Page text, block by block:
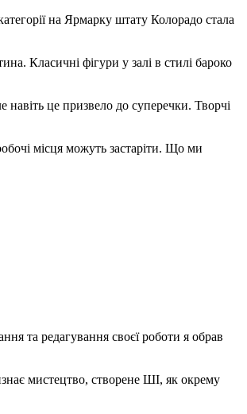
на Ярмарку штату Колорадо стала
Класичні фігури у залі в стилі бароко
це призвело до суперечки. Творчі
місця можуть застаріти. Що ми
та редагування своєї роботи я обрав
мистецтво, створене ШІ, як окрему